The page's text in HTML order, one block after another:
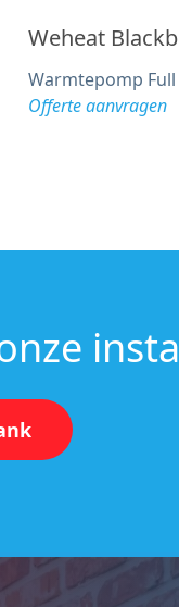
Weheat
Warmtepomp
Offerte aanvragen